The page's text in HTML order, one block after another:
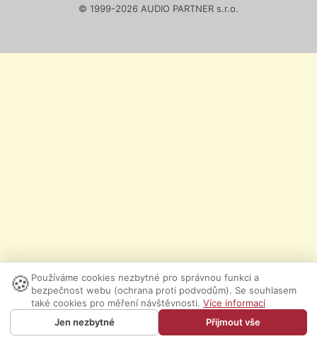
© 1999-2026 AUDIO PARTNER s.r.o.
🍪 Používáme cookies nezbytné pro správnou funkci a
bezpečnost webu (ochrana proti podvodům). Se souhlasem
také cookies pro měření návštěvnosti. Více informací
Jen nezbytné
Přijmout vše